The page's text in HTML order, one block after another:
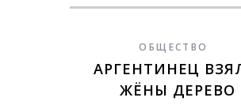
ОБЩЕСТВО
АРГЕНТИНЕЦ
ЖЁНЫ ДЕРЕВО